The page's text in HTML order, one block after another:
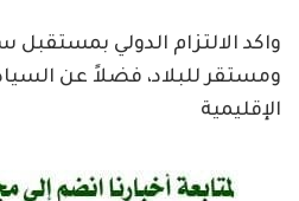
واكد الالتزام الدولي
ومستقر للبلاد، فضلاً عن
الإقليمية